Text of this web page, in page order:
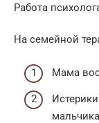
Работа
На семейной
Мама